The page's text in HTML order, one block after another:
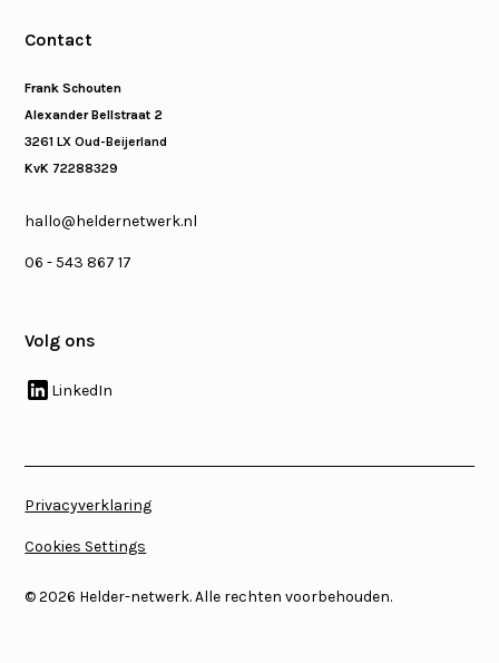
Contact
Frank Schouten
Alexander Bellstraat 2
3261 LX Oud-Beijerland
KvK 72288329
hallo@heldernetwerk.nl
06 - 543 867 17
Volg ons
LinkedIn
©2026 Helder-netwerk. Alle rechten voorbehouden.
Privacyverklaring
Cookies Settings